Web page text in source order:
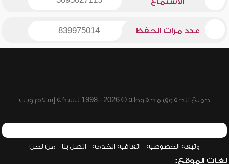
عدد مرات الحفظ 839975014
جميع الحقوق محفوظة © 2026 - 1998 لشبكة إسلام ويب
وثيقة الخصوصية اتفاقية الخدمة اتصل بنا من نحن
لغات الموقع: